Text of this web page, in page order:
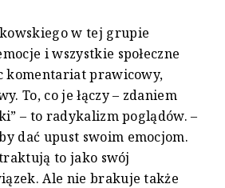
w tej grupie
i wszystkie społeczne
komentariat prawicowy,
To, co je łączy – zdaniem
– to radykalizm poglądów. –
dać upust swoim emocjom.
to jako swój
Ale nie brakuje także